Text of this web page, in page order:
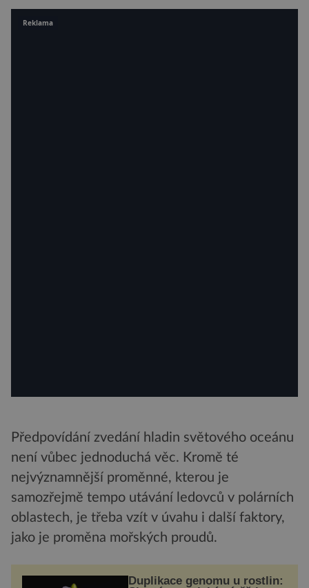
Předpovídání zvedání hladin světového oceánu
není vůbec jednoduchá věc. Kromě té
nejvýznamnější proměnné, kterou je
samozřejmě tempo utávání ledovců v polárních
oblastech, je třeba vzít v úvahu i další faktory,
jako je proměna mořských proudů.
Duplikace genomu u rostlin:
Reklama